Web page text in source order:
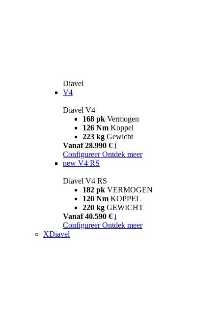
Diavel
V4
Diavel V4
168 pk Vermogen
126 Nm Koppel
223 kg Gewicht
Vanaf 28.990 € i
Configureer Ontdek meer
new V4 RS
Diavel V4 RS
182 pk VERMOGEN
120 Nm KOPPEL
220 kg GEWICHT
Vanaf 40.590 € i
Configureer Ontdek meer
XDiavel